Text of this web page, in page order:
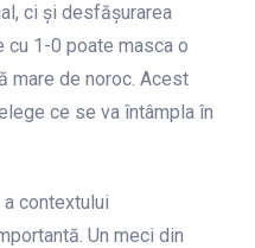
ci și desfășurarea
cu 1-0 poate masca o
mare de noroc. Acest
ce se va întâmpla în
contextului
Un meci din